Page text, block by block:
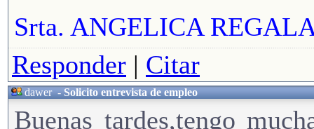
Srta. ANGELICA
Responder | Citar
dawer-Solicito entrevista de empleo
Buenas tardes,tengo